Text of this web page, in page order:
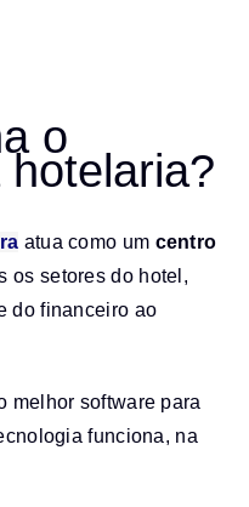
o
atua como um centro
os setores do hotel,
do financeiro ao
melhor software para
funciona, na